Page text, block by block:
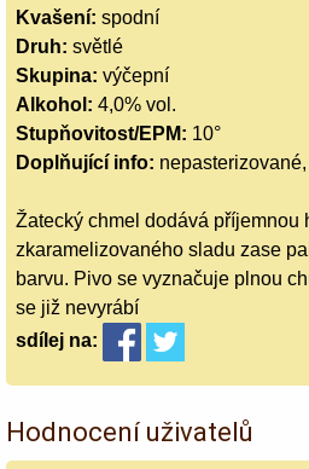
Kvašení: spodní
Druh: světlé
Skupina: výčepní
Alkohol: 4,0% vol.
Stupňovitost/EPM: 10°
Doplňující info:
Žatecký chmel dodává příjemnou
zkaramelizovaného sladu zase
barvu. Pivo se vyznačuje plnou
se již nevyrábí
sdílej na:
Hodnocení uživatelů